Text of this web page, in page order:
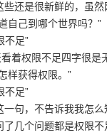
些还是很新鲜的，虽
自己到哪个世界吗？”
不足”
看着权限不足四字很是
样获得权限。”
不足”
一句，不告诉我我怎么
了几个问题都是权限不